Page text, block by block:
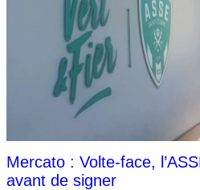
Mercato : Volte-face,
avant de signer